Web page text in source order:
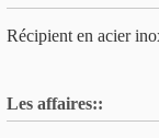
Récipient en acier
Les affaires::